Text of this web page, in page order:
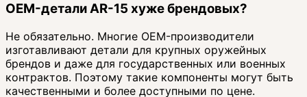
OEM-детали AR-15 хуже брендовых?
Не обязательно. Многие OEM-производители
изготавливают детали для крупных оружейных
брендов и даже для государственных или военных
контрактов. Поэтому такие компоненты могут быть
качественными и более доступными по цене.